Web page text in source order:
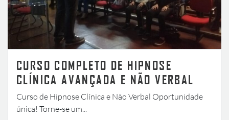
CURSO COMPLETO DE HIPNOSE
CLÍNICA AVANÇADA E NÃO VERBAL
Curso de Hipnose Clínica e Não Verbal Oportunidade
única! Torne-se um...